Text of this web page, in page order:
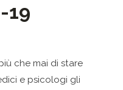
19
che mai di stare
e psicologi gli